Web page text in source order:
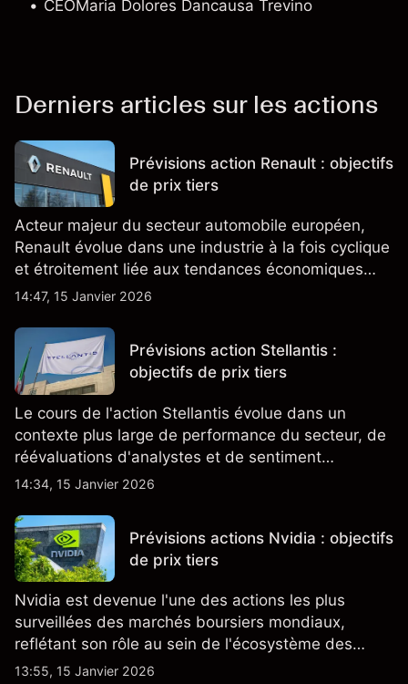
CEOMaria Dolores Dancausa Trevino
Derniers articles sur les actions
Prévisions action Renault : objectifs
de prix tiers
Acteur majeur du secteur automobile européen,
Renault évolue dans une industrie à la fois cyclique
et étroitement liée aux tendances économiques
générales.
14:47, 15 Janvier 2026
Prévisions action Stellantis :
objectifs de prix tiers
Le cours de l'action Stellantis évolue dans un
contexte plus large de performance du secteur, de
réévaluations d'analystes et de sentiment
changeant, qui ensemble aident à comprendre
14:34, 15 Janvier 2026
Prévisions actions Nvidia : objectifs
de prix tiers
Nvidia est devenue l'une des actions les plus
surveillées des marchés boursiers mondiaux,
reflétant son rôle au sein de l'écosystème des
semi-conducteurs et de l'IA.
13:55, 15 Janvier 2026